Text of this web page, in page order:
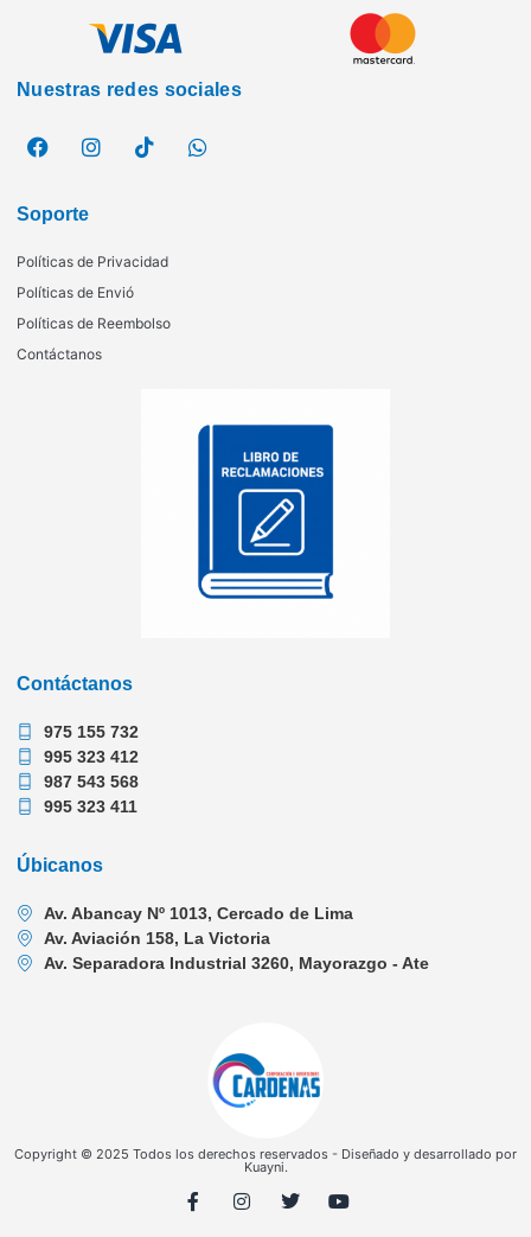
Nuestras redes sociales
Soporte
Políticas de Privacidad
Políticas de Envió
Políticas de Reembolso
Contáctanos
Contáctanos
975 155 732
995 323 412
987 543 568
995 323 411
Úbicanos
Av. Abancay Nº 1013, Cercado de Lima
Av. Aviación 158, La Victoria
Av. Separadora Industrial 3260, Mayorazgo - Ate
Copyright © 2025 Todos los derechos reservados - Diseñado y desarrollado por
Kuayni.